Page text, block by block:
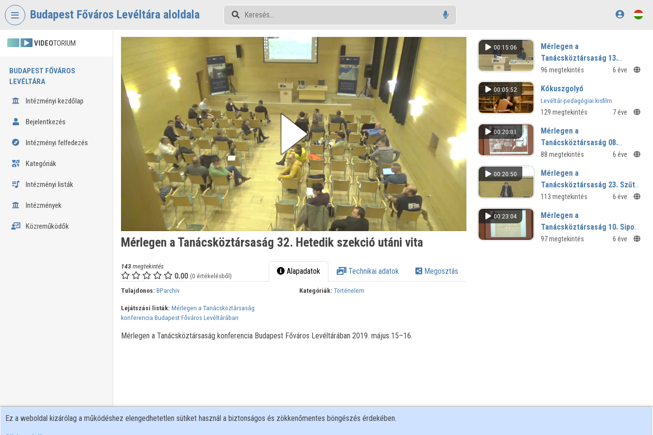
Fejléc kihagyása
Budapest Főváros Levéltára aloldala
VIDEOTORIUM
BUDAPEST FŐVÁROS
LEVÉLTÁRA
Intézményi kezdőlap
Bejelentkezés
Intézményi felfedezés
Kategóriák
Intézményi listák
Intézmények
Közreműködők
Mérlegen a Tanácsköztársaság 32. Hetedik szekció utáni vita
143megtekintés
0.00 (0 értékelésből) Alapadatok Technikai adatok Megosztás
Tulajdonos: BParchiv Kategóriák: Történelem
Lejátszási listák: Mérlegen a Tanácsköztársaság
konferencia Budapest Főváros Levéltárában
Mérlegen a Tanácsköztársaság konferencia Budapest Főváros Levéltárában 2019. május 15–16.
00:15:06
Mérlegen a
Tanácsköztársaság 13.
Gellért Ádám előadása
96 megtekintés 6 éve
00:05:52 Kókuszgolyó
Levéltár-pedagógiai kisfilm
129 megtekintés 7 éve
00:20:01
Mérlegen a
Tanácsköztársaság 08.
Perczel Olivér előadása
88 megtekintés 6 éve
00:20:50
Mérlegen a
Tanácsköztársaság 23. Szűts
István Gergely előadása
113 megtekintés 6 éve
00:23:04
Mérlegen a
Tanácsköztársaság 10. Sipos
András előadása
97 megtekintés 6 éve
Ez a weboldal kizárólag a működéshez elengedhetetlen sütiket használ a biztonságos és zökkenőmentes böngészés érdekében.